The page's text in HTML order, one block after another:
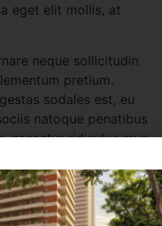
eget elit mollis, at
neque sollicitudin
pretium.
sodales est, eu
natoque penatibus
nascetur ridiculus mus.
bibendum, quis
felis sed eros